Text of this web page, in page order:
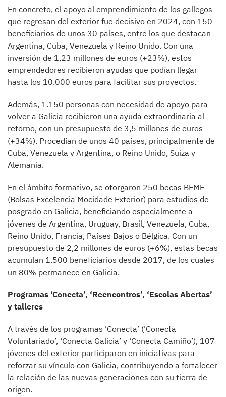
En concreto, el apoyo al emprendimiento de los gallegos
que regresan del exterior fue decisivo en 2024, con 150
beneficiarios de unos 30 países, entre los que destacan
Argentina, Cuba, Venezuela y Reino Unido. Con una
inversión de 1,23 millones de euros (+23%), estos
emprendedores recibieron ayudas que podían llegar
hasta los 10.000 euros para facilitar sus proyectos.
Además, 1.150 personas con necesidad de apoyo para
volver a Galicia recibieron una ayuda extraordinaria al
retorno, con un presupuesto de 3,5 millones de euros
(+34%). Procedían de unos 40 países, principalmente de
Cuba, Venezuela y Argentina, o Reino Unido, Suiza y
Alemania.
En el ámbito formativo, se otorgaron 250 becas BEME
(Bolsas Excelencia Mocidade Exterior) para estudios de
posgrado en Galicia, beneficiando especialmente a
jóvenes de Argentina, Uruguay, Brasil, Venezuela, Cuba,
Reino Unido, Francia, Países Bajos o Bélgica. Con un
presupuesto de 2,2 millones de euros (+6%), estas becas
acumulan 1.500 beneficiarios desde 2017, de los cuales
un 80% permanece en Galicia.
Programas ‘Conecta’, ‘Reencontros’, ‘Escolas Abertas’
y talleres
A través de los programas ‘Conecta’ (‘Conecta
Voluntariado’, ‘Conecta Galicia’ y ‘Conecta Camiño’), 107
jóvenes del exterior participaron en iniciativas para
reforzar su vínculo con Galicia, contribuyendo a fortalecer
la relación de las nuevas generaciones con su tierra de
origen.